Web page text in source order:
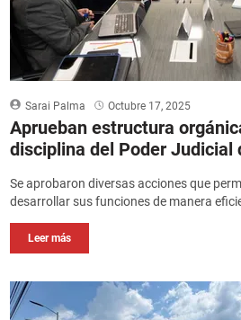
Sarai Palma Octubre 17, 2025
Aprueban estructura
disciplina del Poder Judicial
Se aprobaron diversas acciones que
desarrollar sus funciones de manera
Leer más